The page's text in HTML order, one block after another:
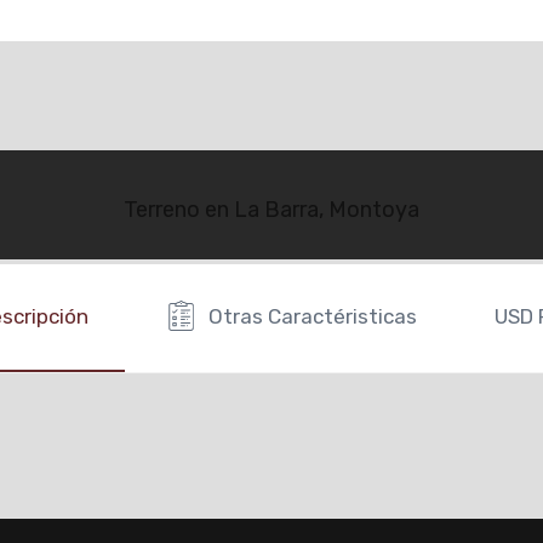
Terreno en La Barra, Montoya
Otras Caractéristicas USD